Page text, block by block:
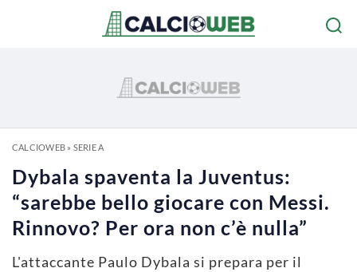
CALCIOWEB» SERIE A
Dybala spaventa la Juventus:
“sarebbe bello giocare con Messi.
Rinnovo? Per ora non c’è nulla”
L'attaccante Paulo Dybala si prepara per il